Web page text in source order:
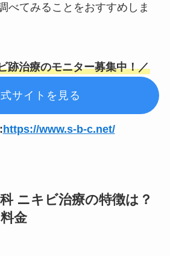
べてみることをおすすめしま
跡治療のモニター募集中！／
サイトを見る
https://www.s-b-c.net/
ニキビ治療の特徴は？
金